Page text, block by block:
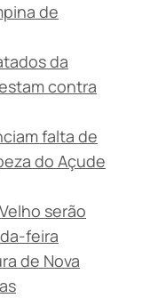
de
da
contra
falta de
do Açude
serão
feira
de Nova